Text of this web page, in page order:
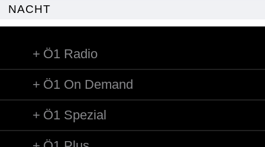
NACHT
Ö1 Radio
Ö1 On Demand
Ö1 Spezial